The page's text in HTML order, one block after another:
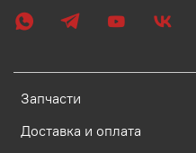
Запчасти
Доставка и оплата